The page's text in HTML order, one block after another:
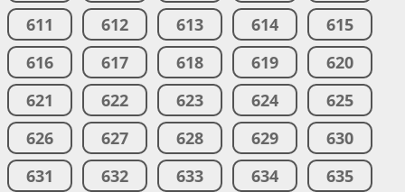
611
612 613 614
615
616
617 618 619
620
621
622 623 624
625
626
627 628 629
630
631
632 633 634
635